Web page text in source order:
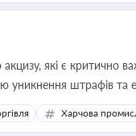
які є критично
уникнення штрафів та
Харчова